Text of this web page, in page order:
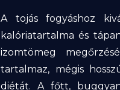
A tojás fogyáshoz
kalóriatartalma és
izomtömeg
tartalmaz, mégis
diétát. A főtt,